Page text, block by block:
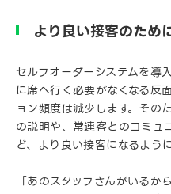
より良い接客のため
セルフオーダーシステムを導
に席へ行く必要がなくなる反
ョン頻度は減少します。その
の説明や、常連客とのコミュ
ど、より良い接客になるよう
「あのスタッフさんがいる